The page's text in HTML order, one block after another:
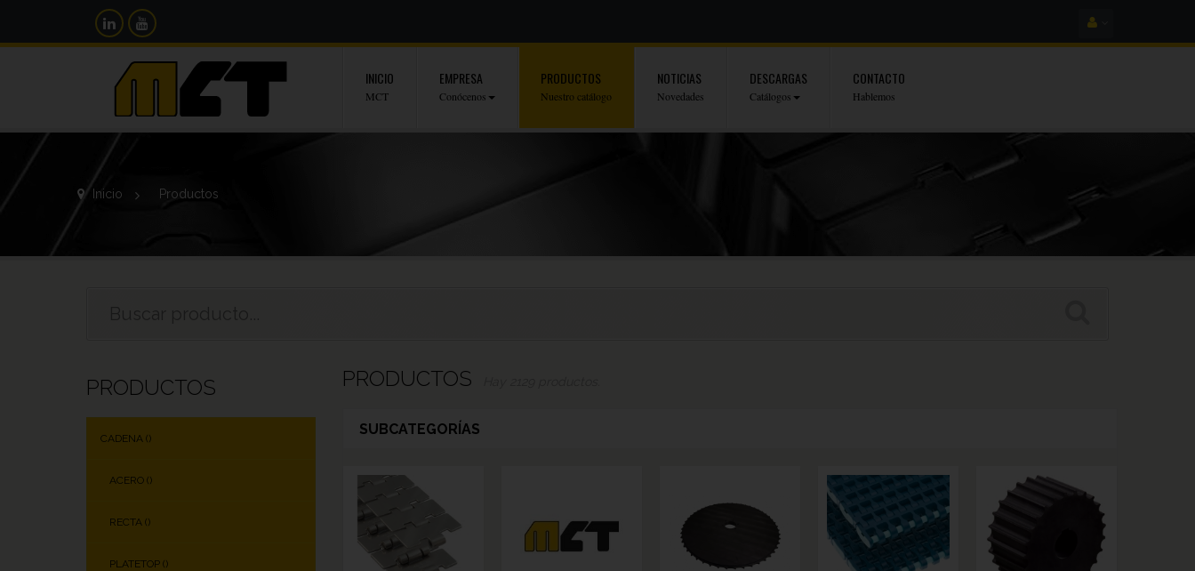
INICIO
MCT
EMPRESA
Conócenos
PRODUCTOS
Nuestro catálogo
NOTICIAS
Novedades
DESCARGAS
Catálogos
CONTACTO
Hablemos
Inicio > Productos
PRODUCTOS
CADENA ()
ACERO ()
RECTA ()
PLATETOP ()
PRODUCTOS
SUBCATEGORÍAS